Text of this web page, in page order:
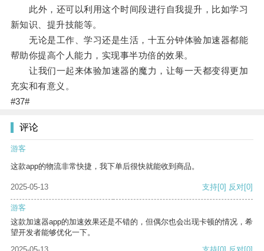
此外，还可以利用这个时间段进行自我提升，比如学习
新知识、提升技能等。
无论是工作、学习还是生活，十五分钟体验加速器都能
帮助你提高个人能力，实现事半功倍的效果。
让我们一起来体验加速器的魔力，让每一天都变得更加
充实和有意义。
#37#
评论
游客
这款app的物流非常快捷，我下单后很快就能收到商品。
2025-05-13 支持[0] 反对[0]
游客
这款加速器app的加速效果还是不错的，但偶尔也会出现卡顿的情况，希
望开发者能够优化一下。